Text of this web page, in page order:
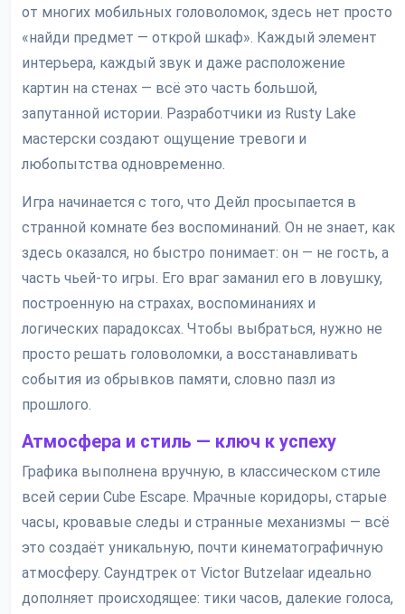
от многих мобильных головоломок, здесь нет просто
«найди предмет — открой шкаф». Каждый элемент
интерьера, каждый звук и даже расположение
картин на стенах — всё это часть большой,
запутанной истории. Разработчики из Rusty Lake
мастерски создают ощущение тревоги и
любопытства одновременно.
Игра начинается с того, что Дейл просыпается в
странной комнате без воспоминаний. Он не знает, как
здесь оказался, но быстро понимает: он — не гость, а
часть чьей-то игры. Его враг заманил его в ловушку,
построенную на страхах, воспоминаниях и
логических парадоксах. Чтобы выбраться, нужно не
просто решать головоломки, а восстанавливать
события из обрывков памяти, словно пазл из
прошлого.
Атмосфера и стиль — ключ к успеху
Графика выполнена вручную, в классическом стиле
всей серии Cube Escape. Мрачные коридоры, старые
часы, кровавые следы и странные механизмы — всё
это создаёт уникальную, почти кинематографичную
атмосферу. Саундтрек от Victor Butzelaar идеально
дополняет происходящее: тики часов, далекие голоса,